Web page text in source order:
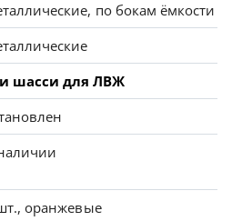
по бокам ёмкости
шасси для ЛВЖ
оранжевые